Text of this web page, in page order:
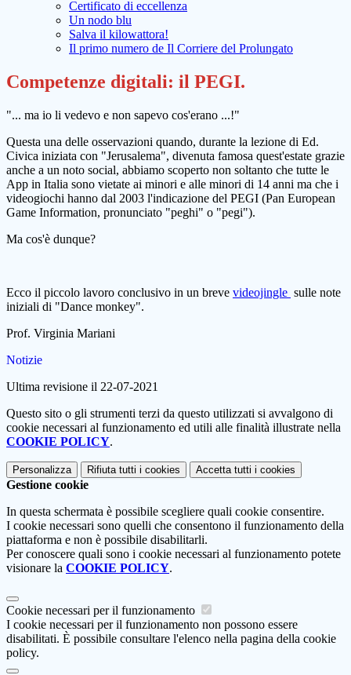
Certificato di eccellenza
Un nodo blu
Salva il kilowattora!
Il primo numero de Il Corriere del Prolungato
Competenze digitali: il PEGI.
"... ma io li vedevo e non sapevo cos'erano ...!"
Questa una delle osservazioni quando, durante la lezione di Ed.
Civica iniziata con "Jerusalema", divenuta famosa quest'estate grazie
anche a un noto social, abbiamo scoperto non soltanto che tutte le
App in Italia sono vietate ai minori e alle minori di 14 anni ma che i
videogiochi hanno dal 2003 l'indicazione del PEGI (Pan European
Game Information, pronunciato "peghi" o "pegi").
Ma cos'è dunque?
Ecco il piccolo lavoro conclusivo in un breve videojingle sulle note
iniziali di "Dance monkey".
Prof. Virginia Mariani
Notizie
Ultima revisione il 22-07-2021
Questo sito o gli strumenti terzi da questo utilizzati si avvalgono di
cookie necessari al funzionamento ed utili alle finalità illustrate nella
COOKIE POLICY.
Personalizza Rifiuta tutti i cookies Accetta tutti i cookies
Gestione cookie
In questa schermata è possibile scegliere quali cookie consentire.
I cookie necessari sono quelli che consentono il funzionamento della
piattaforma e non è possibile disabilitarli.
Per conoscere quali sono i cookie necessari al funzionamento potete
visionare la COOKIE POLICY.
Cookie necessari per il funzionamento
I cookie necessari per il funzionamento non possono essere
disabilitati. È possibile consultare l'elenco nella pagina della cookie
policy.